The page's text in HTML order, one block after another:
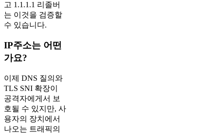
고 1.1.1.1 리졸버
는 이것을 검증할
수 있습니다.
IP주소는 어떤
가요?
이제 DNS 질의와
TLS SNI 확장이
공격자에게서 보
호될 수 있지만, 사
용자의 장치에서
나오는 트래픽의